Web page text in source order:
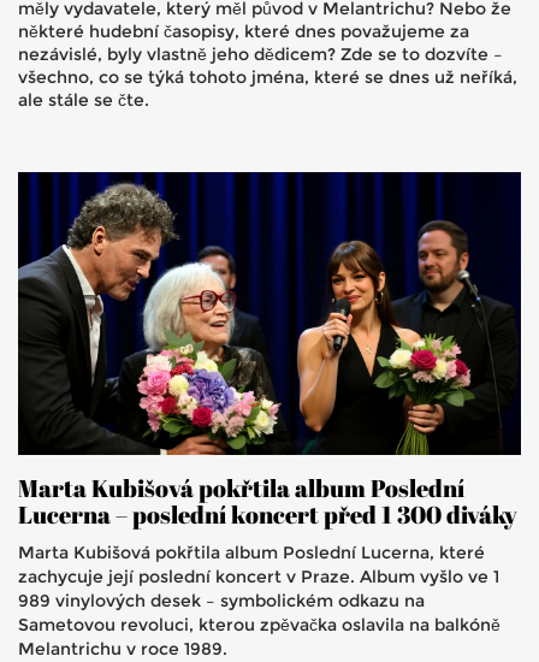
měly vydavatele, který měl původ v Melantrichu? Nebo že
některé hudební časopisy, které dnes považujeme za
nezávislé, byly vlastně jeho dědicem? Zde se to dozvíte –
všechno, co se týká tohoto jména, které se dnes už neříká,
ale stále se čte.
Marta Kubišová pokřtila album Poslední
Lucerna – poslední koncert před 1 300 diváky
Marta Kubišová pokřtila album Poslední Lucerna, které
zachycuje její poslední koncert v Praze. Album vyšlo ve 1
989 vinylových desek – symbolickém odkazu na
Sametovou revoluci, kterou zpěvačka oslavila na balkóně
Melantrichu v roce 1989.